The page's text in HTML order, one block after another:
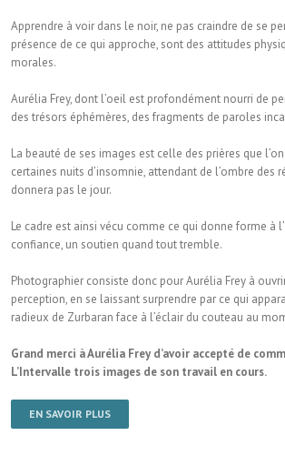
Apprendre à voir dans le noir, ne pas craindre de se
présence de ce qui approche, sont des attitudes
morales.
Aurélia Frey, dont l’oeil est profondément nourri de
des trésors éphémères, des fragments de paroles
La beauté de ses images est celle des prières que
certaines nuits d’insomnie, attendant de l’ombre des
donnera pas le jour.
Le cadre est ainsi vécu comme ce qui donne forme à
confiance, un soutien quand tout tremble.
Photographier consiste donc pour Aurélia Frey à
perception, en se laissant surprendre par ce qui
radieux de Zurbaran face à l’éclair du couteau au
Grand merci à Aurélia Frey d’avoir accepté de
L’Intervalle trois images de son travail en cours.
EN SAVOIR PLUS